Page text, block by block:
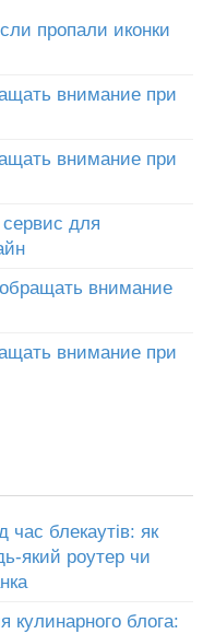
пропали иконки
внимание при
внимание при
для
внимание
внимание при
час блекаутів: як
який роутер чи
блога: